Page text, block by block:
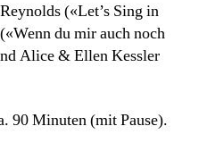
(«Let’s Sing in
du mir auch noch
Alice & Ellen Kessler
90 Minuten (mit Pause).